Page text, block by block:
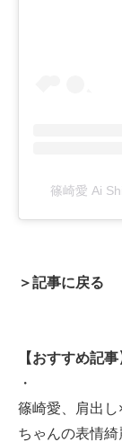
篠崎愛 Ai
＞記事に戻る
【おすすめ記事
・
篠崎愛、肩出
ちゃんの表情綺